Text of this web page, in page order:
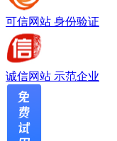
可信网站 身份验证
诚信网站 示范企业